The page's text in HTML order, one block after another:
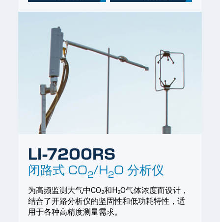
LI-7200RS
闭路式 CO2/H2O分析仪
为高频监测大气中CO2和H2O气体浓度而设计，
结合了开路分析仪的坚固性和低功耗特性，适
用于各种高精度测量需求。